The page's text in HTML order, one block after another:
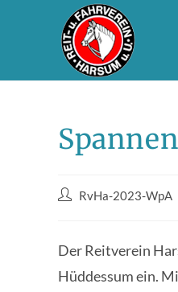
Beitrags-RvHa-2023-WpA
Der Reitverein
Hüddessum ein.